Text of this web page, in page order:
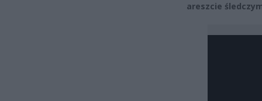
areszcie